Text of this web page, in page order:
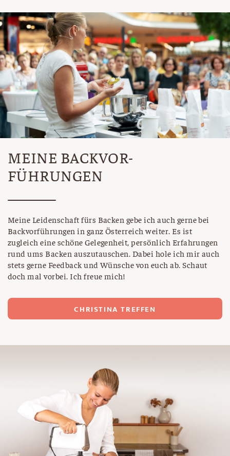
MEINE BACKVOR-
FÜHRUNGEN
Meine Leidenschaft fürs Backen gebe ich auch gerne bei
Backvorführungen in ganz Österreich weiter. Es ist
zugleich eine schöne Gelegenheit, persönlich Erfahrungen
rund ums Backen auszutauschen. Dabei hole ich mir auch
stets gerne Feedback und Wünsche von euch ab. Schaut
doch mal vorbei. Ich freue mich!
CHRISTINA TREFFEN